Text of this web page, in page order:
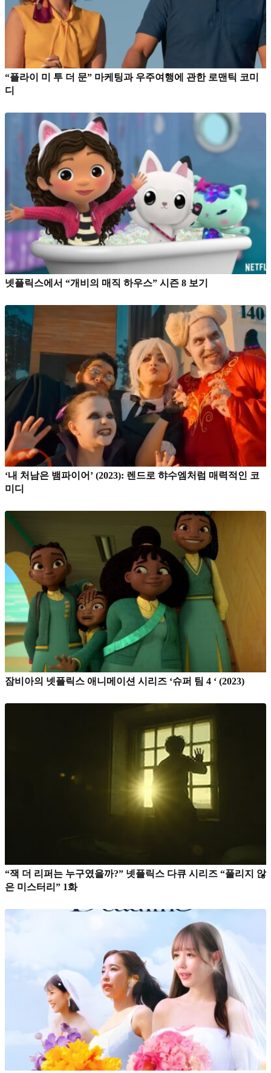
“플라이 미 투 더 문” 마케팅과 우주여행에 관한 로맨틱 코미
디
넷플릭스에서 “개비의 매직 하우스” 시즌 8 보기
‘내 처남은 뱀파이어’ (2023): 렌드로 햐수엠처럼 매력적인 코
미디
잠비아의 넷플릭스 애니메이션 시리즈 ‘슈퍼 팀 4 ‘ (2023)
“잭 더 리퍼는 누구였을까?” 넷플릭스 다큐 시리즈 “풀리지 않
은 미스터리” 1화